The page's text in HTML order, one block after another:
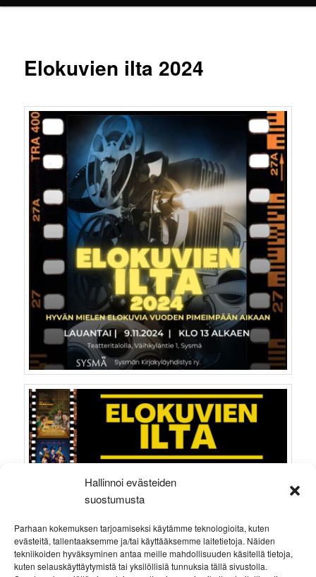
Hallinnoi evästeiden
suostumusta
Parhaan kokemuksen tarjoamiseksi käytämme teknologioita, kuten
evästeitä, tallentaaksemme ja/tai käyttääksemme laitetietoja. Näiden
tekniikoiden hyväksyminen antaa meille mahdollisuuden käsitellä tietoja,
kuten selauskäyttäytymistä tai yksilöllisiä tunnuksia tällä sivustolla.
Elokuvien ilta 2024